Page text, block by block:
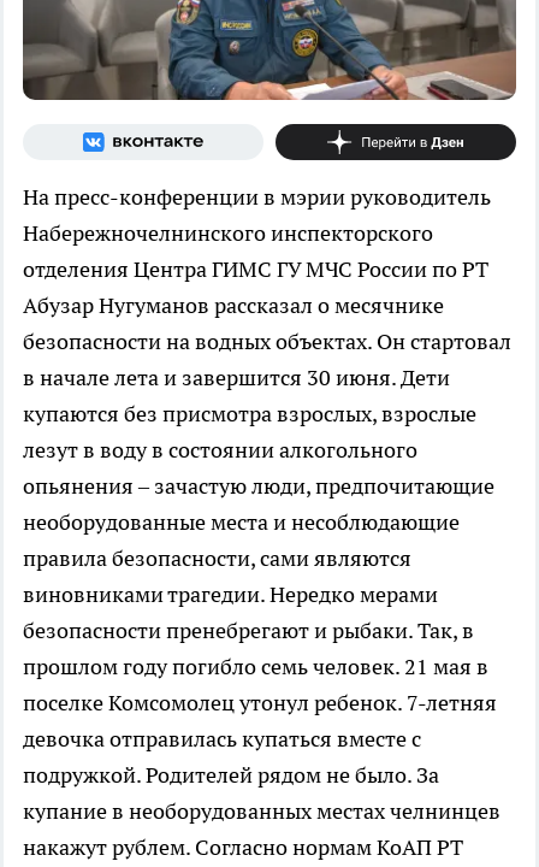
На пресс-конференции в мэрии руководитель
Набережночелнинского инспекторского
отделения Центра ГИМС ГУ МЧС России по РТ
Абузар Нугуманов рассказал о месячнике
безопасности на водных объектах. Он стартовал
в начале лета и завершится 30 июня. Дети
купаются без присмотра взрослых, взрослые
лезут в воду в состоянии алкогольного
опьянения – зачастую люди, предпочитающие
необорудованные места и несоблюдающие
правила безопасности, сами являются
виновниками трагедии. Нередко мерами
безопасности пренебрегают и рыбаки. Так, в
прошлом году погибло семь человек. 21 мая в
поселке Комсомолец утонул ребенок. 7-летняя
девочка отправилась купаться вместе с
подружкой. Родителей рядом не было. За
купание в необорудованных местах челнинцев
накажут рублем. Согласно нормам КоАП РТ